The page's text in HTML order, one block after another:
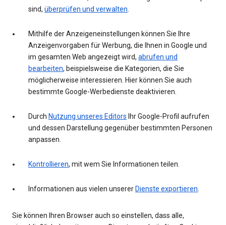
sind, überprüfen und verwalten.
Mithilfe der Anzeigeneinstellungen können Sie Ihre
Anzeigenvorgaben für Werbung, die Ihnen in Google und
im gesamten Web angezeigt wird, abrufen und
bearbeiten, beispielsweise die Kategorien, die Sie
möglicherweise interessieren. Hier können Sie auch
bestimmte Google-Werbedienste deaktivieren.
Durch Nutzung unseres Editors Ihr Google-Profil aufrufen
und dessen Darstellung gegenüber bestimmten Personen
anpassen.
Kontrollieren, mit wem Sie Informationen teilen.
Informationen aus vielen unserer Dienste exportieren.
Sie können Ihren Browser auch so einstellen, dass alle,